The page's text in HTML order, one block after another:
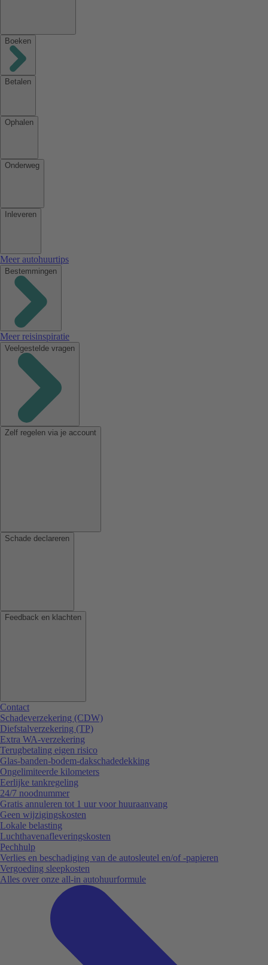
Boeken
Betalen
Ophalen
Onderweg
Inleveren
Meer autohuurtips
Bestemmingen
Meer reisinspiratie
Veelgestelde vragen
Zelf regelen via je account
Schade declareren
Feedback en klachten
Contact
Schadeverzekering (CDW)
Diefstalverzekering (TP)
Extra WA-verzekering
Terugbetaling eigen risico
Glas-banden-bodem-dakschadedekking
Ongelimiteerde kilometers
Eerlijke tankregeling
24/7 noodnummer
Gratis annuleren tot 1 uur voor huuraanvang
Geen wijzigingskosten
Lokale belasting
Luchthavenafleveringskosten
Pechhulp
Verlies en beschadiging van de autosleutel en/of -papieren
Vergoeding sleepkosten
Alles over onze all-in autohuurformule